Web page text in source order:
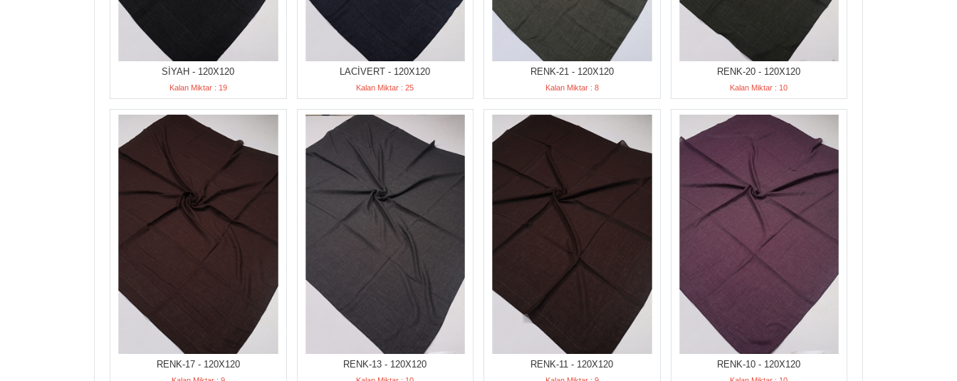
SİYAH - 120X120
Kalan Miktar : 19
LACİVERT - 120X120
Kalan Miktar : 25
RENK-21 - 120X120
Kalan Miktar : 8
RENK-20 - 120X120
Kalan Miktar : 10
RENK-17 - 120X120 RENK-13 - 120X120 RENK-11 - 120X120 RENK-10 - 120X120